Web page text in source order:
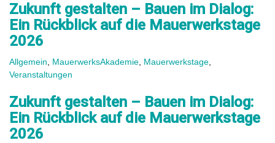
Zukunft gestalten – Bauen im Dialog:
Ein Rückblick auf die Mauerwerkstage
2026
Allgemein MauerwerksAkademie Mauerwerkstage
Veranstaltungen
Zukunft gestalten – Bauen im Dialog:
Ein Rückblick auf die Mauerwerkstage
2026